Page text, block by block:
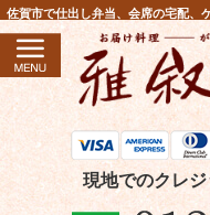
コ
ン
ツ
へ
ス
キ
佐賀市で仕出し弁当、会席の宅配、
現地でのクレ